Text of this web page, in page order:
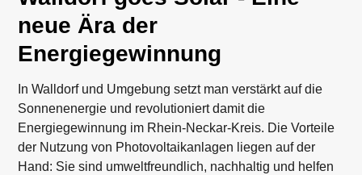
neue Ära der
Energiegewinnung
In Walldorf und Umgebung setzt man verstärkt auf die
Sonnenenergie und revolutioniert damit die
Energiegewinnung im Rhein-Neckar-Kreis. Die Vorteile
der Nutzung von Photovoltaikanlagen liegen auf der
Hand: Sie sind umweltfreundlich, nachhaltig und helfen